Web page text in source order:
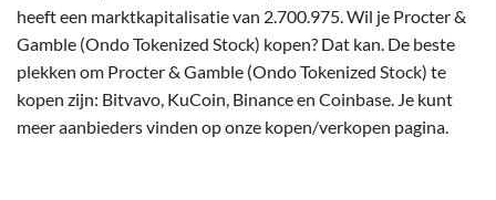
heeft een marktkapitalisatie van 2.700.975. Wil je Procter &
Gamble (Ondo Tokenized Stock) kopen? Dat kan. De beste
plekken om Procter & Gamble (Ondo Tokenized Stock) te
kopen zijn: Bitvavo, KuCoin, Binance en Coinbase. Je kunt
meer aanbieders vinden op onze kopen/verkopen pagina.